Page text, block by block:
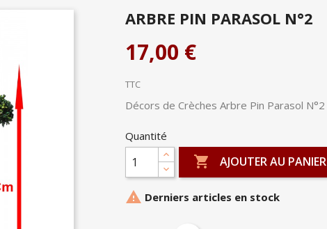
ARBRE PIN PARASOL N°2
17,00 €
TTC
Décors de Crèches Arbre Pin Parasol N°2
Quantité
 AJOUTER AU PANIER
 Derniers articles en stock